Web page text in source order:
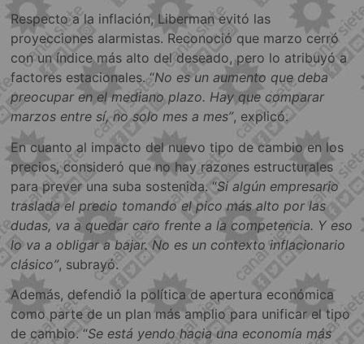
Respecto a la inflación, Liberman evitó las
proyecciones alarmistas. Reconoció que marzo cerró
con un índice más alto del deseado, pero lo atribuyó a
factores estacionales. “No es un aumento que deba
preocupar en el mediano plazo. Hay que comparar
marzos entre sí, no solo mes a mes”, explicó.
En cuanto al impacto del nuevo tipo de cambio en los
precios, consideró que no hay razones estructurales
para prever una suba sostenida. “Si algún empresario
traslada el precio tomando el pico más alto por las
dudas, va a quedar caro frente a la competencia. Y eso
lo va a obligar a bajar. No es un contexto inflacionario
clásico”, subrayó.
Además, defendió la política de apertura económica
como parte de un plan más amplio para unificar el tipo
de cambio. “Se está yendo hacia una economía más